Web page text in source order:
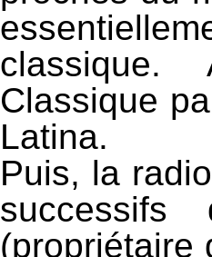
Classique
Latina.
Puis, la
(propriétaire